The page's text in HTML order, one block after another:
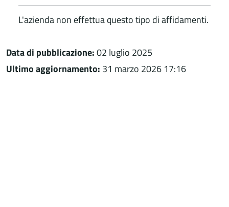
L'azienda non effettua questo tipo di affidamenti.
Data di pubblicazione:02 luglio 2025
Ultimo aggiornamento: 31 marzo 2026 17:16